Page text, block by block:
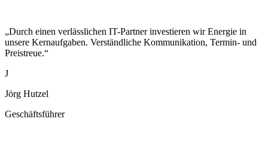
„Durch einen verlässlichen IT-Partner investieren wir Energie in
unsere Kernaufgaben. Verständliche Kommunikation, Termin- und
Preistreue.“
J
Jörg Hutzel
Geschäftsführer